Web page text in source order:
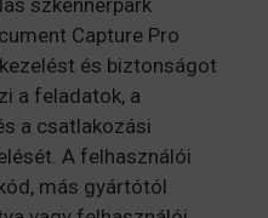
szkennerpark
Capture Pro
és biztonságot
a feladatok, a
a csatlakozási
A felhasználói
más gyártótól